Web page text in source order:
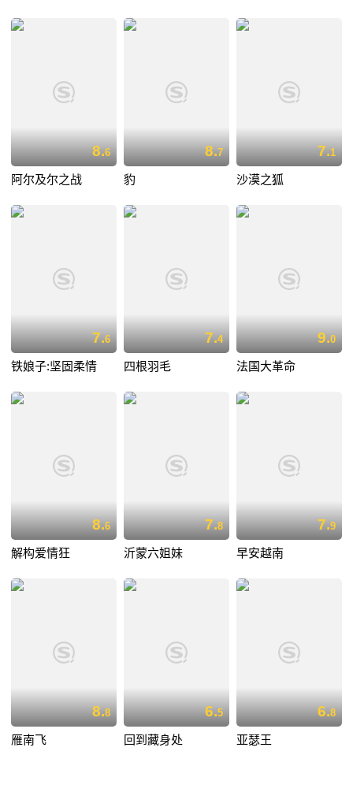
8.6
阿尔及尔之战
8.7
豹
7.1
沙漠之狐
7.6
铁娘子:坚固柔情
7.4
四根羽毛
9.0
法国大革命
8.6
解构爱情狂
7.8
沂蒙六姐妹
7.9
早安越南
8.8
雁南飞
6.5
回到藏身处
6.8
亚瑟王